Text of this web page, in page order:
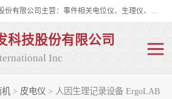
眼动仪多少钱?北京津发科技股份有限公司主营：事件相关电位仪、生理仪、肌电仪、脑电仪、皮电仪、眼动仪；是国家级高新技术企业、科技部认定的科技型中小企业和中关村高新技术企业，具备保密资格，具备自主进出口经营权；自主研发技术、产品与服务荣获多项省部级科学技术奖励、国家发明专利、国家软件著作权和省部级新技术新产品（服务）认证。
科技股份有限公司
Inc
机 > 皮电仪 > 人因生理记录设备 ErgoLAB